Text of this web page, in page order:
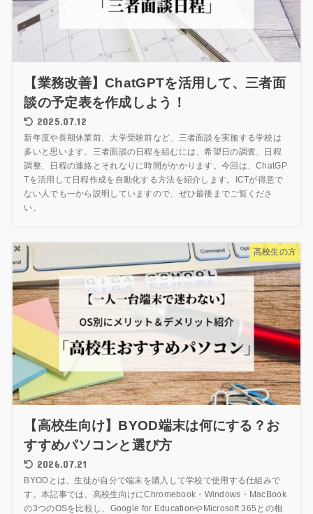
【業務改善】ChatGPTを活用して、三者面
談の予定表を作成しよう！
2025.07.12
新年度や長期休業前、大学受験前など、三者面談を実施する学校は
多いと思います。三者面談の日程を組むには、希望日の調査、日程
調整、日程の連絡とそれなりに時間がかかります。今回は、ChatGP
Tを活用して日程作成を自動化する方法を紹介します。ICTが得意で
ない人でも一から説明していますので、ぜひ最後までご覧くださ
い。
高校生の方
【高校生向け】BYOD端末は何にする？お
すすめパソコンと選び方
2026.07.21
BYODとは、生徒が自分で端末を購入して学校で使用する仕組みで
す。本記事では、高校生向けにChromebook・Windows・MacBook
の3つのOSを比較し、Google for EducationやMicrosoft 365との相